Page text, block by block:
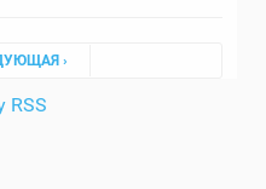
›
RSS